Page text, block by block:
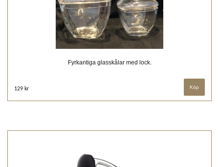
Fyrkantiga glasskålar med lock.
129 kr Köp